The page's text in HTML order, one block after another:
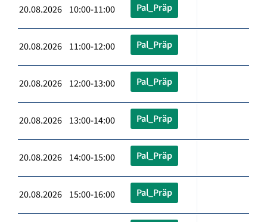
20.08.2026 10:00-11:00 Pal_Präp
20.08.2026 11:00-12:00 Pal_Präp
20.08.2026 12:00-13:00 Pal_Präp
20.08.2026 13:00-14:00 Pal_Präp
20.08.2026 14:00-15:00 Pal_Präp
20.08.2026 15:00-16:00 Pal_Präp